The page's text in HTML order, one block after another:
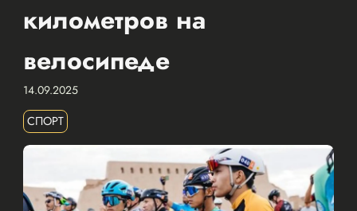
километров на
велосипеде
14.09.2025
СПОРТ